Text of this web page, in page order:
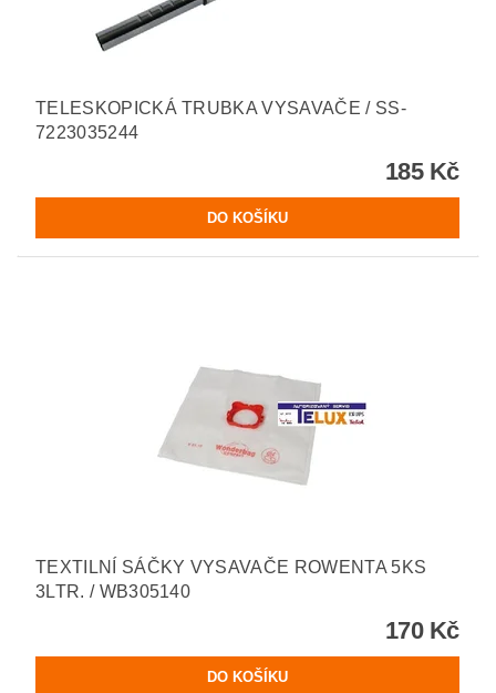
TELESKOPICKÁ TRUBKA VYSAVAČE / SS-
7223035244
185 Kč
TEXTILNÍ SÁČKY VYSAVAČE ROWENTA 5KS
3LTR. / WB305140
170 Kč